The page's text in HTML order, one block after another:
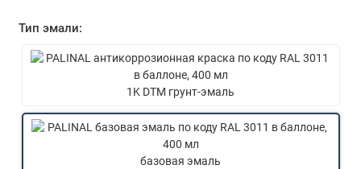
Тип эмали:
1K DTM грунт-эмаль
базовая эмаль